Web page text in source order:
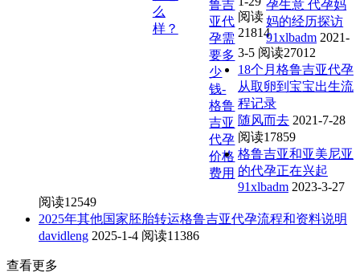
么
样？
鲁吉
亚代
孕需
要多
少
钱-
格鲁
吉亚
代孕
价格
费用
阅读
21814
孕生意 代孕妈
妈的经历探访
91xlbadm 2021-
3-5 阅读27012
18个月格鲁吉亚代孕
从取卵到宝宝出生流
程记录
随风而去 2021-7-28
阅读17859
格鲁吉亚和亚美尼亚
的代孕正在兴起
91xlbadm 2023-3-27
阅读12549
2025年其他国家胚胎转运格鲁吉亚代孕流程和资料说明
davidleng 2025-1-4 阅读11386
查看更多